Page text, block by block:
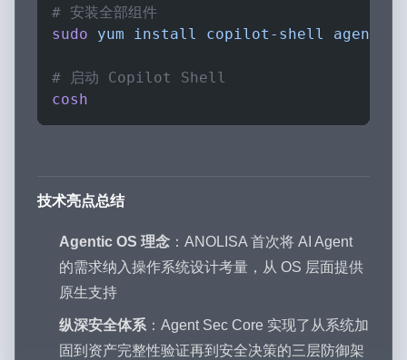
# 安装全部组件
sudo yum install copilot-shell agent-
# 启动 Copilot Shell
cosh
技术亮点总结
Agentic OS 理念 ：ANOLISA 首次将 AI Agent
的需求纳入操作系统设计考量，从 OS 层面提供
原生支持
纵深安全体系 ：Agent Sec Core 实现了从系统加
固到资产完整性验证再到安全决策的三层防御架